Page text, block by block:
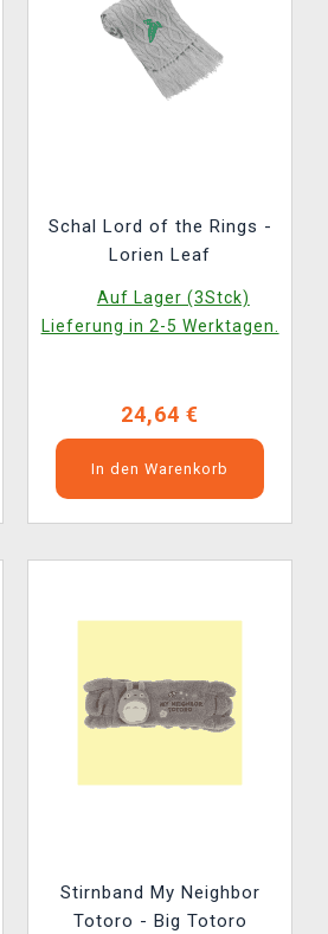
Schal Lord of the Rings -
Lorien Leaf
Auf Lager (3Stck)
Lieferung in 2-5 Werktagen.
24,64 €
In den Warenkorb
Stirnband My Neighbor
Totoro - Big Totoro